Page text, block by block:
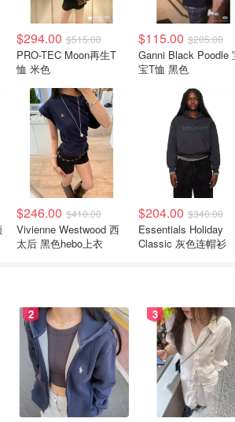
$294.00 $515.00
PRO-TEC Moon再生T
恤 米色
$115.00 $205.00
Ganni Black Poodle
宝T恤 黑色
$246.00 $410.00
Vivienne Westwood 西
太后 黑色hebo上衣
$204.00 $340.00
Essentials Holiday
Classic 灰色连帽衫
2 3